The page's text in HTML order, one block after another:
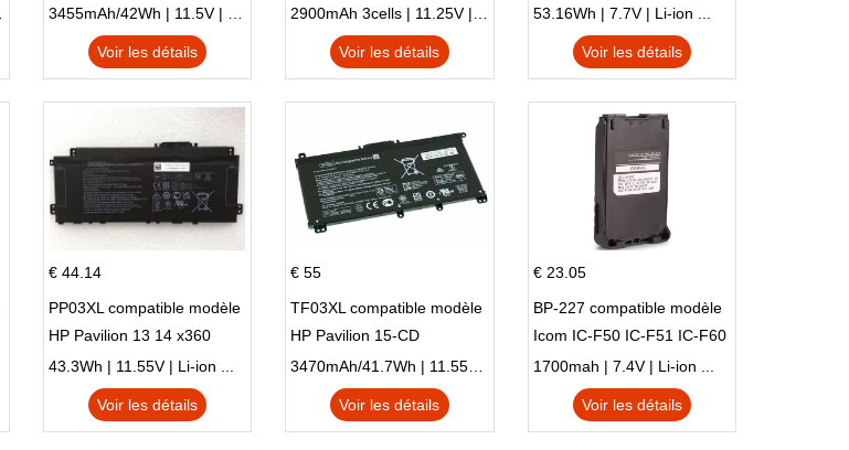
E410MA L410MA
Voir les détails
X540LA-SI302 X540SA
X540S
Voir les détails
HSTNN-DB8C 921438-855
TPN-I128
53.16Wh | 7.7V | Li-ion ...
Voir les détails
€ 44.14
PP03XL compatible modèle
HP Pavilion 13 14 x360
L83388-AC1 L83388-421
HSTNN-LB8S M01118-421
M01144-005 13-BB 14-DV
43.3Wh | 11.55V | Li-ion ...
Voir les détails
€ 55
TF03XL compatible modèle
HP Pavilion 15-CD
Voir les détails
€ 23.05
BP-227 compatible modèle
Icom IC-F50 IC-F51 IC-F60
IC-F61 IC-M87
1700mah | 7.4V | Li-ion ...
Voir les détails